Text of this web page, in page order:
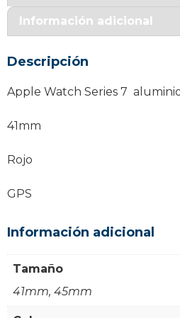
Información adicional
Descripción
Apple Watch Series 7
41mm
Rojo
GPS
Información adicional
Tamaño
41mm, 45mm